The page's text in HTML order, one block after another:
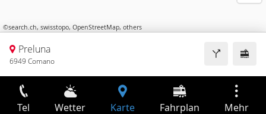
©search.ch, swisstopo, OpenStreetMap, others
Preluna
6949 Comano
Tel Wetter Karte Fahrplan Mehr